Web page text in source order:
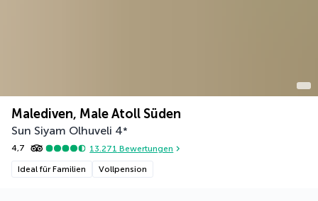
Malediven, Male Atoll Süden
Sun Siyam Olhuveli 4*
4,7 13.271 Bewertungen
Ideal für Familien Vollpension